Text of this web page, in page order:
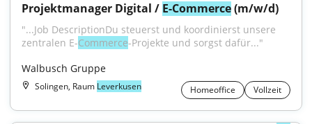
Projektmanager Digital / E-Commerce (m/w/d)
"...Job DescriptionDu steuerst und koordinierst unsere
zentralen E-Commerce-Projekte und sorgst dafür..."
Walbusch Gruppe
Solingen, Raum Leverkusen Homeoffice Vollzeit